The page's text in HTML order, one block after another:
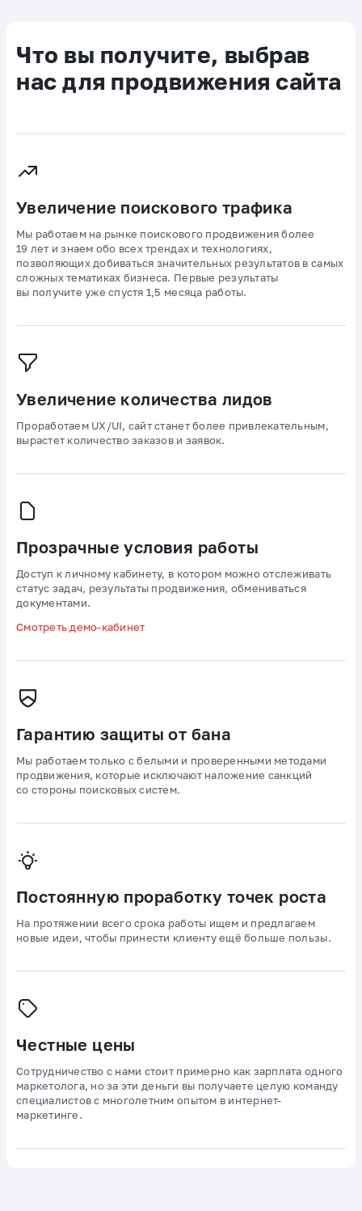
Что вы получите, выбрав
нас для продвижения сайта
Увеличение поискового трафика
Мы работаем на рынке поискового продвижения более
19 лет и знаем обо всех трендах и технологиях,
позволяющих добиваться значительных результатов в самых
сложных тематиках бизнеса. Первые результаты
вы получите уже спустя 1,5 месяца работы.
Увеличение количества лидов
Проработаем UX/UI, сайт станет более привлекательным,
вырастет количество заказов и заявок.
Прозрачные условия работы
Доступ к личному кабинету, в котором можно отслеживать
статус задач, результаты продвижения, обмениваться
документами.
Смотреть демо-кабинет
Гарантию защиты от бана
Мы работаем только с белыми и проверенными методами
продвижения, которые исключают наложение санкций
со стороны поисковых систем.
Постоянную проработку точек роста
На протяжении всего срока работы ищем и предлагаем
новые идеи, чтобы принести клиенту ещё больше пользы.
Честные цены
Сотрудничество с нами стоит примерно как зарплата одного
маркетолога, но за эти деньги вы получаете целую команду
специалистов с многолетним опытом в интернет-
маркетинге.